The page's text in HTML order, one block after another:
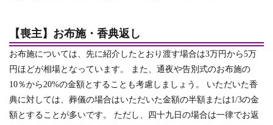
【喪主】お布施・香典返し
お布施については、先に紹介したとおり渡す場合は3万円から5万
円ほどが相場となっています。
また、通夜や告別式のお布施の
10％から20%の金額とすることも考慮しましょう。 いただいた香
典に対しては、葬儀の場合はいただいた金額の半額または1/3の金
額とすることが多いです。 ただし、四十九日の場合は一律でお返